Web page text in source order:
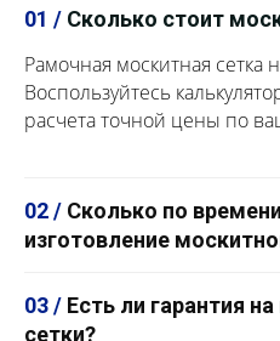
01 / Сколько стоит
Рамочная москитная сетка
Воспользуйтесь
расчета точной цены по
02 / Сколько по
изготовление
03 / Есть ли гарантия
сетки?